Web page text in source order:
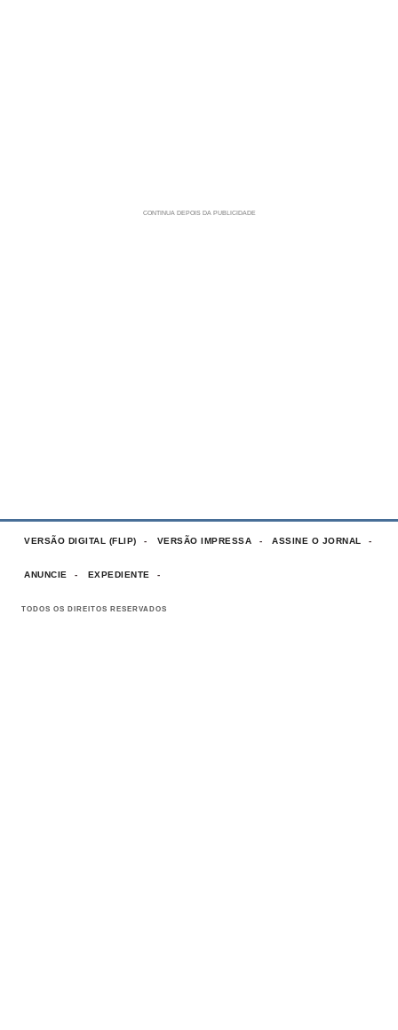
VERSÃO DIGITAL (FLIP) VERSÃO IMPRESSA ASSINE O JORNAL
ANUNCIE EXPEDIENTE
TODOS OS DIREITOS RESERVADOS